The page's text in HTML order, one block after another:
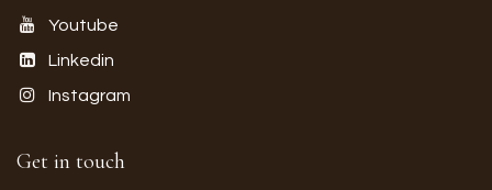
Youtube
Linkedin
Instagram
Get in touch